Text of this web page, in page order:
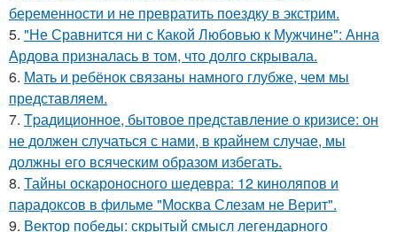
беременности и не превратить поездку в экстрим.
5. "Не Сравнится ни с Какой Любовью к Мужчине": Анна
Ардова призналась в том, что долго скрывала.
6. Мать и ребёнок связаны намного глубже, чем мы
представляем.
7. Tpадиционное, бытовое представление о кризисе: он
не должен случаться с нами, в крайнем случае, мы
должны его всяческим образом избегать.
8. Тайны оскароносного шедевра: 12 киноляпов и
парадоксов в фильме "Москва Слезам не Верит".
9. Вектор победы: скрытый смысл легендарного